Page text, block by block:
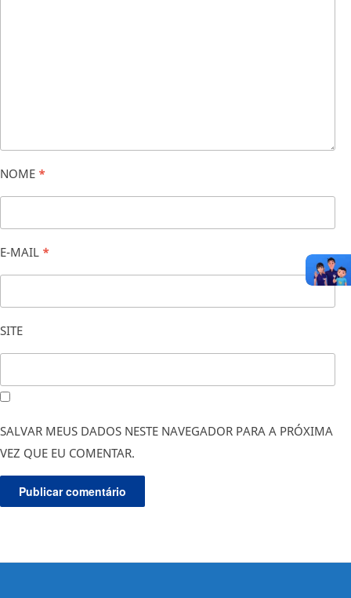
NOME *
E-MAIL *
SITE
SALVAR MEUS DADOS NESTE NAVEGADOR PARA A PRÓXIMA
VEZ QUE EU COMENTAR.